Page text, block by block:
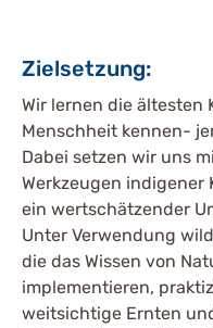
Zielsetzung:
Wir lernen die ältesten
Menschheit kennen-
Dabei setzen wir uns
Werkzeugen indigener
ein wertschätzender
Unter Verwendung
die das Wissen von
implementieren,
weitsichtige Ernten